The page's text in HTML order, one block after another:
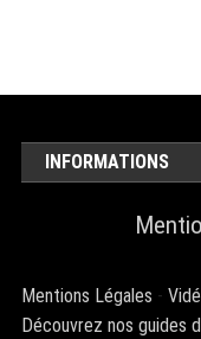
INFORMATIONS
Mentions Légales -
Découvrez nos guides